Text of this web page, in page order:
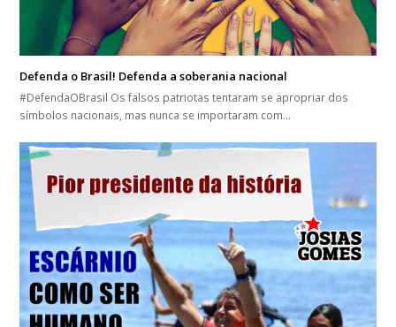
Defenda o Brasil! Defenda a soberania nacional
#DefendaOBrasil Os falsos patriotas tentaram se apropriar dos
símbolos nacionais, mas nunca se importaram com…